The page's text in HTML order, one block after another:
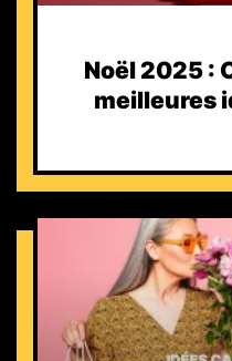
Noël 2025 :
meilleures